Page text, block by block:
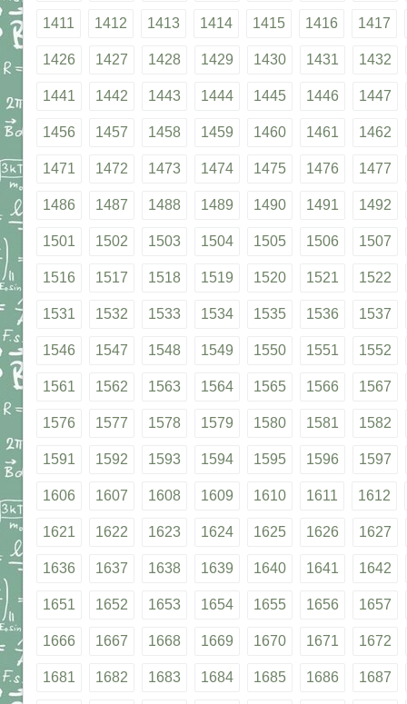
1411 1412 1413 1414 1415 1416 1417
1426 1427 1428 1429 1430 1431 1432
1441 1442 1443 1444 1445 1446 1447
1456 1457 1458 1459 1460 1461 1462
1471 1472 1473 1474 1475 1476 1477
1486 1487 1488 1489 1490 1491 1492
1501 1502 1503 1504 1505 1506 1507
1516 1517 1518 1519 1520 1521 1522
1531 1532 1533 1534 1535 1536 1537
1546 1547 1548 1549 1550 1551 1552
1561 1562 1563 1564 1565 1566 1567
1576 1577 1578 1579 1580 1581 1582
1591 1592 1593 1594 1595 1596 1597
1606 1607 1608 1609 1610 1611 1612
1621 1622 1623 1624 1625 1626 1627
1636 1637 1638 1639 1640 1641 1642
1651 1652 1653 1654 1655 1656 1657
1666 1667 1668 1669 1670 1671 1672
1681 1682 1683 1684 1685 1686 1687